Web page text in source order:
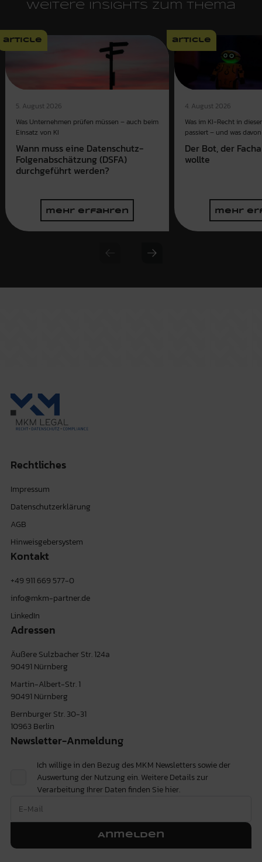
Weitere Insights zum Thema
article
5. August 2026
Was Unternehmen prüfen müssen – auch beim
Einsatz von KI
Wann muss eine Datenschutz-
Folgenabschätzung (DSFA)
durchgeführt werden?
mehr erfahren
article
4. August 2026
Was im KI-Recht in
passiert – und was
Der Bot, der
wollte
mehr
Previous slide
Next slide
Rechtliches
Impressum
Datenschutzerklärung
AGB
Hinweisgebersystem
Kontakt
+49 911 669 577-0
info@mkm-partner.de
LinkedIn
Adressen
Äußere Sulzbacher Str. 124a
90491 Nürnberg
Martin-Albert-Str. 1
90491 Nürnberg
Bernburger Str. 30-31
10963 Berlin
Newsletter-Anmeldung
Ich willige in den Bezug des MKM Newsletters sowie der
Auswertung der Nutzung ein. Weitere Details zur
Verarbeitung Ihrer Daten finden Siehier.
Anmelden